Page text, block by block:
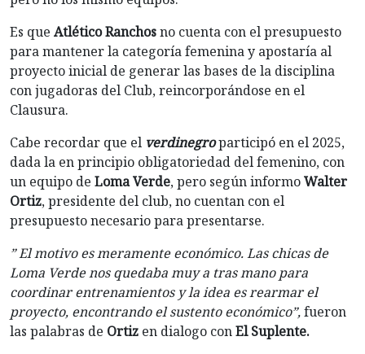
Es que Atlético Ranchosno cuenta con el presupuesto
para mantener la categoría femenina y apostaría al
proyecto inicial de generar las bases de la disciplina
con jugadoras del Club, reincorporándose en el
Clausura.
Cabe recordar que el verdinegroparticipó en el 2025,
dada la en principio obligatoriedad del femenino, con
un equipo de Loma Verde, pero según informoWalter
Ortiz, presidente del club, no cuentan con el
presupuesto necesario para presentarse.
” El motivo es meramente económico. Las chicas de
Loma Verde nos quedaba muy a tras mano para
coordinar entrenamientos y la idea es rearmar el
proyecto, encontrando el sustento económico”,fueron
las palabras de Ortiz en dialogo conEl Suplente.